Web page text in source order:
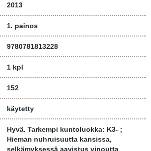
2013
1. painos
9780781813228
1 kpl
152
käytetty
Hyvä. Tarkempi kuntoluokka: K3- ;
Hieman nuhruisuutta kansissa,
selkämyksessä aavistus vinoutta